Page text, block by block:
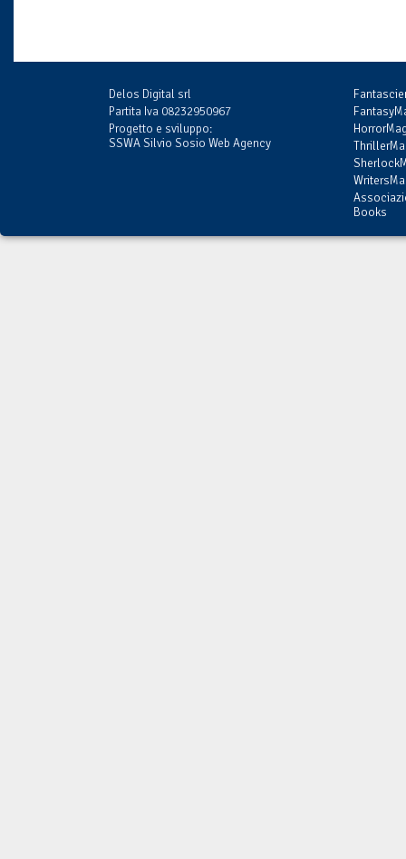
Delos Digital srl
Partita Iva 08232950967
Progetto e sviluppo:
SSWA Silvio Sosio Web Agency
Books